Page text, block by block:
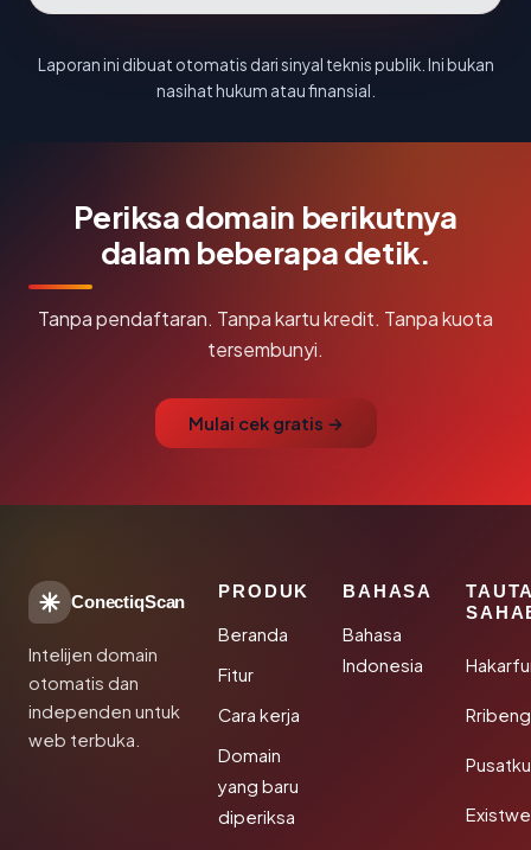
Laporan ini dibuat otomatis dari sinyal teknis publik. Ini bukan
nasihat hukum atau finansial.
Periksa domain berikutnya
dalam beberapa detik.
Tanpa pendaftaran. Tanpa kartu kredit. Tanpa kuota
tersembunyi.
Mulai cek gratis →
ConectiqScan
Intelijen domain
otomatis dan
independen untuk
web terbuka.
PRODUK
Beranda
Fitur
Cara kerja
Domain
yang baru
diperiksa
BAHASA
Bahasa
Indonesia